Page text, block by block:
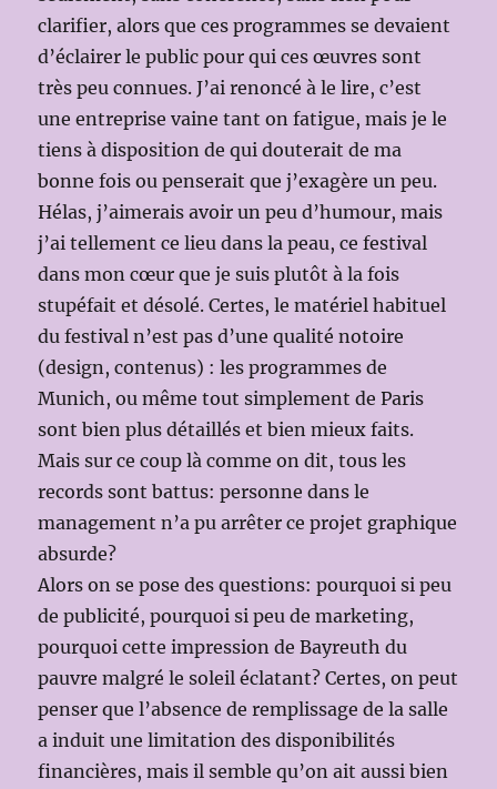
clarifier, alors que ces programmes se devaient
d’éclairer le public pour qui ces œuvres sont
très peu connues. J’ai renoncé à le lire, c’est
une entreprise vaine tant on fatigue, mais je le
tiens à disposition de qui douterait de ma
bonne fois ou penserait que j’exagère un peu.
Hélas, j’aimerais avoir un peu d’humour, mais
j’ai tellement ce lieu dans la peau, ce festival
dans mon cœur que je suis plutôt à la fois
stupéfait et désolé. Certes, le matériel habituel
du festival n’est pas d’une qualité notoire
(design, contenus) : les programmes de
Munich, ou même tout simplement de Paris
sont bien plus détaillés et bien mieux faits.
Mais sur ce coup là comme on dit, tous les
records sont battus: personne dans le
management n’a pu arrêter ce projet graphique
absurde?
Alors on se pose des questions: pourquoi si peu
de publicité, pourquoi si peu de marketing,
pourquoi cette impression de Bayreuth du
pauvre malgré le soleil éclatant? Certes, on peut
penser que l’absence de remplissage de la salle
a induit une limitation des disponibilités
financières, mais il semble qu’on ait aussi bien